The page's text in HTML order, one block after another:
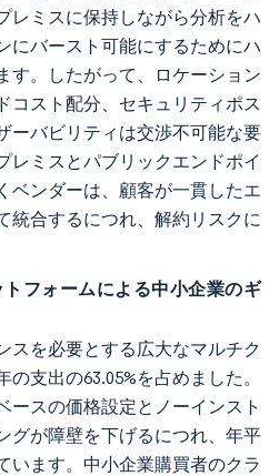
レミスに保持しながら分析をハ
にバースト可能にするためにハ
す。したがって、ロケーション
コスト配分、セキュリティポス
ーバビリティは交渉不可能な要
レミスとパブリックエンドポイ
ベンダーは、顧客が一貫したエ
統合するにつれ、解約リスクに
フォームによる中小企業のギ
スを必要とする広大なマルチク
支出の63.05%を占めました。
ースの価格設定とノーインスト
グが障壁を下げるにつれ、年平
います。中小企業購買者のクラ